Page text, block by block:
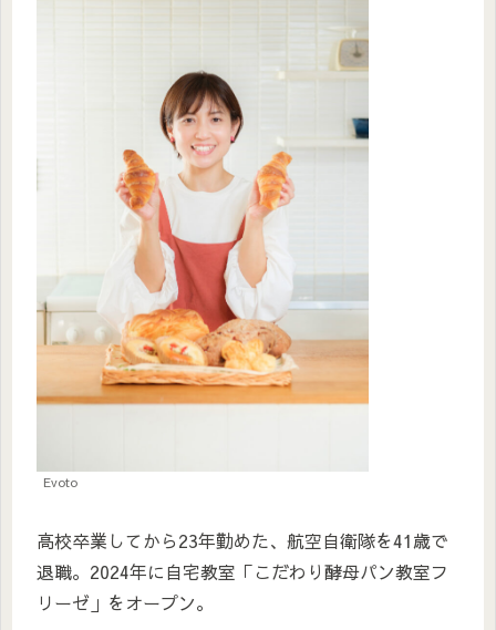
Evoto
高校卒業してから23年勤めた、航空自衛隊を41歳で
退職。2024年に自宅教室「こだわり酵母パン教室フ
リーゼ」をオープン。